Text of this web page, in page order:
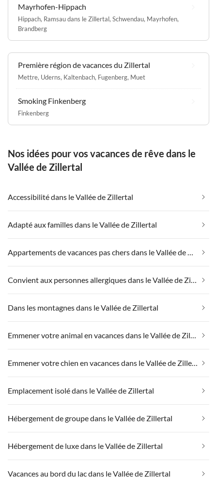
Mayrhofen-Hippach
Hippach, Ramsau dans le Zillertal, Schwendau, Mayrhofen,
Brandberg
Première région de vacances du Zillertal
Mettre, Uderns, Kaltenbach, Fugenberg, Muet
Smoking Finkenberg
Finkenberg
Nos idées pour vos vacances de rêve dans le
Vallée de Zillertal
Accessibilité dans le Vallée de Zillertal
Adapté aux familles dans le Vallée de Zillertal
Appartements de vacances pas chers dans le Vallée de Zillertal
Convient aux personnes allergiques dans le Vallée de Zillertal
Dans les montagnes dans le Vallée de Zillertal
Emmener votre animal en vacances dans le Vallée de Zillertal
Emmener votre chien en vacances dans le Vallée de Zillertal
Emplacement isolé dans le Vallée de Zillertal
Hébergement de groupe dans le Vallée de Zillertal
Hébergement de luxe dans le Vallée de Zillertal
Vacances au bord du lac dans le Vallée de Zillertal